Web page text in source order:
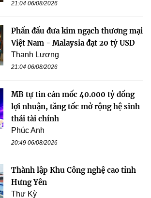
21:04 06/08/2026
Phấn đấu đưa kim ngạch thương mại
Việt Nam - Malaysia đạt 20 tỷ USD
Thanh Lương
21:04 06/08/2026
MB tự tin cán mốc 40.000 tỷ đồng
lợi nhuận, tăng tốc mở rộng hệ sinh
thái tài chính
Phúc Anh
20:49 06/08/2026
Thành lập Khu Công nghệ cao tỉnh
Hưng Yên
Thư Kỳ